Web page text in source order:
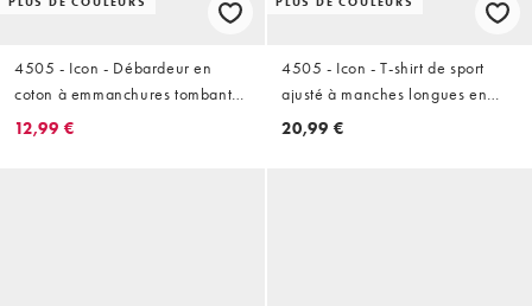
4505 - Icon - Débardeur en
coton à emmanchures tombantes
en tissu à séchage rapide - Noir
12,99 €
4505 - Icon - T-shirt de sport
ajusté à manches longues en
tissu à séchage rapide - Noir
20,99 €